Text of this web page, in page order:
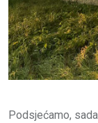
Podsjećamo,